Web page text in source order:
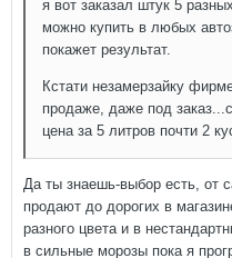
я вот заказал штук 5
можно купить в любых
покажет результат.
Кстати незамерзайку
продаже, даже под
цена за 5 литров почти 2
Да ты знаешь-выбор есть, от
продают до дорогих в
разного цвета и в
в сильные морозы пока я